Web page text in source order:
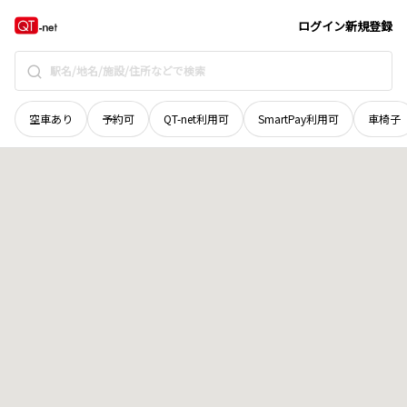
ログイン新規登録
空車あり 予約可 QT-net利用可 SmartPay利用可 車椅子
北海道